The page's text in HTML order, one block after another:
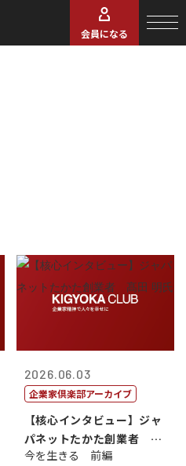
会員になる
2026.06.03
企業家倶楽部アーカイブ
【核心インタビュー】ジャ
パネットたかた創業者 髙
田 明氏
今を生きる 前編